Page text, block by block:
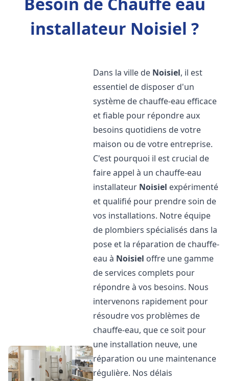
installateur Noisiel ?
Dans la ville de Noisiel, il est
essentiel de disposer d'un
système de chauffe-eau efficace
et fiable pour répondre aux
besoins quotidiens de votre
maison ou de votre entreprise.
C'est pourquoi il est crucial de
faire appel à un chauffe-eau
installateur Noisiel expérimenté
et qualifié pour prendre soin de
vos installations. Notre équipe
de plombiers spécialisés dans la
pose et la réparation de chauffe-
eau à Noisiel offre une gamme
de services complets pour
répondre à vos besoins. Nous
intervenons rapidement pour
résoudre vos problèmes de
chauffe-eau, que ce soit pour
une installation neuve, une
réparation ou une maintenance
régulière. Nos délais